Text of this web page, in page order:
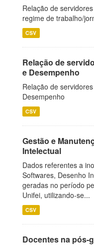
Relação de
regime de trabalho/
CSV
Relação de
e Desempenho
Relação de
Desempenho
CSV
Gestão e
Intelectual
Dados referentes a
Softwares, Desenho
geradas no período
Unifei, utilizando-se...
CSV
Docentes na pós-